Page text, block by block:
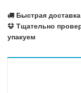
Быстрая
Тщательно
упакуем